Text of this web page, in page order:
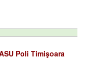
Poli Timişoara